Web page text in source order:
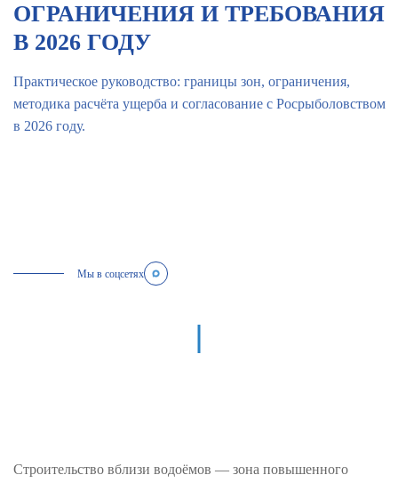
ОГРАНИЧЕНИЯ И ТРЕБОВАНИЯ
В 2026 ГОДУ
Практическое руководство: границы зон, ограничения,
методика расчёта ущерба и согласование с Росрыболовством
в 2026 году.
Мы в соцсетях
Строительство вблизи водоёмов — зона повышенного